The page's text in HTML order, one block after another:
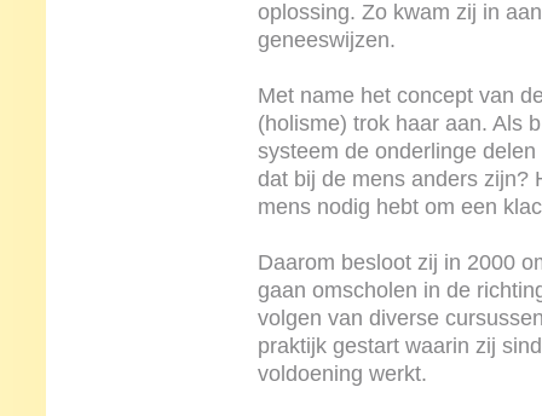
oplossing. Zo kwam zij in
geneeswijzen.
Met name het concept van
(holisme) trok haar aan. Als
systeem de onderlinge
dat bij de mens anders zijn?
mens nodig hebt om een
Daarom besloot zij in 2000
gaan omscholen in de
volgen van diverse
praktijk gestart waarin zij
voldoening werkt.